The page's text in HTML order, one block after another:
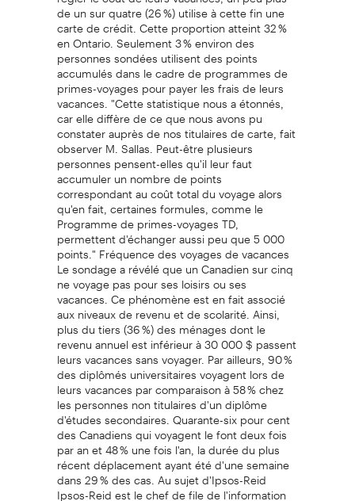
de un sur quatre (26 %) utilise à cette fin une
carte de crédit. Cette proportion atteint 32 %
en Ontario. Seulement 3 % environ des
personnes sondées utilisent des points
accumulés dans le cadre de programmes de
primes-voyages pour payer les frais de leurs
vacances. "Cette statistique nous a étonnés,
car elle diffère de ce que nous avons pu
constater auprès de nos titulaires de carte, fait
observer M. Sallas. Peut-être plusieurs
personnes pensent-elles qu'il leur faut
accumuler un nombre de points
correspondant au coût total du voyage alors
qu'en fait, certaines formules, comme le
Programme de primes-voyages TD,
permettent d'échanger aussi peu que 5 000
points." Fréquence des voyages de vacances
Le sondage a révélé que un Canadien sur cinq
ne voyage pas pour ses loisirs ou ses
vacances. Ce phénomène est en fait associé
aux niveaux de revenu et de scolarité. Ainsi,
plus du tiers (36 %) des ménages dont le
revenu annuel est inférieur à 30 000 $ passent
leurs vacances sans voyager. Par ailleurs, 90 %
des diplômés universitaires voyagent lors de
leurs vacances par comparaison à 58 % chez
les personnes non titulaires d'un diplôme
d'études secondaires. Quarante-six pour cent
des Canadiens qui voyagent le font deux fois
par an et 48 % une fois l'an, la durée du plus
récent déplacement ayant été d'une semaine
dans 29 % des cas. Au sujet d'Ipsos-Reid
Ipsos-Reid est le chef de file de l'information